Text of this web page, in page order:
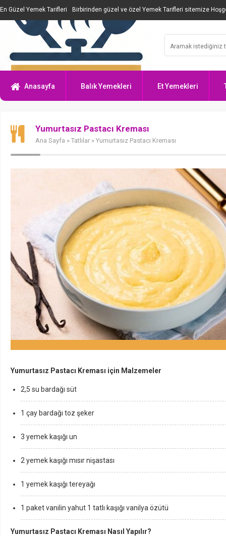
En Güzel Yemek Tarifleri Birbirinden güzel ve özel Yemek Tarifleri sitemize
Anasayfa Balık Yemekleri Et Yemekleri
Yumurtasız Pastacı Kreması
Ana Sayfa » Tatlılar » Yumurtasız Pastacı Kreması
Yumurtasız Pastacı Kreması için Malzemeler
2,5 su bardağı süt
1 çay bardağı toz şeker
3 yemek kaşığı un
2 yemek kaşığı mısır nişastası
1 yemek kaşığı tereyağı
1 paket vanilin yahut 1 tatlı kaşığı vanilya özütü
Yumurtasız Pastacı Kreması Nasıl Yapılır?